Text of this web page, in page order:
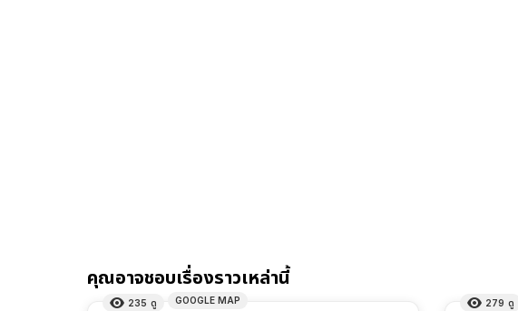
คุณอาจชอบเรื่องราวเหล่านี้
235 ดู GOOGLE MAP 279 ดู